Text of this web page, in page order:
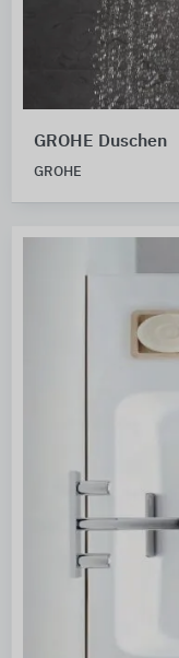
GROHE Duschen
GROHE